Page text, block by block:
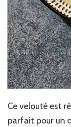
Ce velouté est
parfait pour un